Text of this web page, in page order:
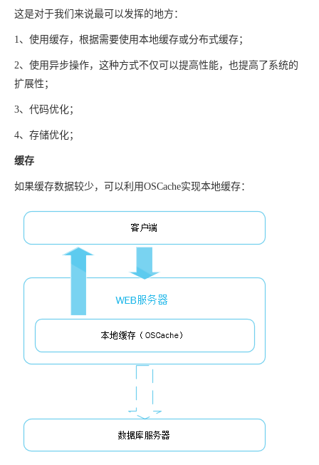
这是对于我们来说最可以发挥的地方：
1、使用缓存，根据需要使用本地缓存或分布式缓存；
2、使用异步操作，这种方式不仅可以提高性能，也提高了系统的
扩展性；
3、代码优化；
4、存储优化；
缓存
如果缓存数据较少，可以利用OSCache实现本地缓存：